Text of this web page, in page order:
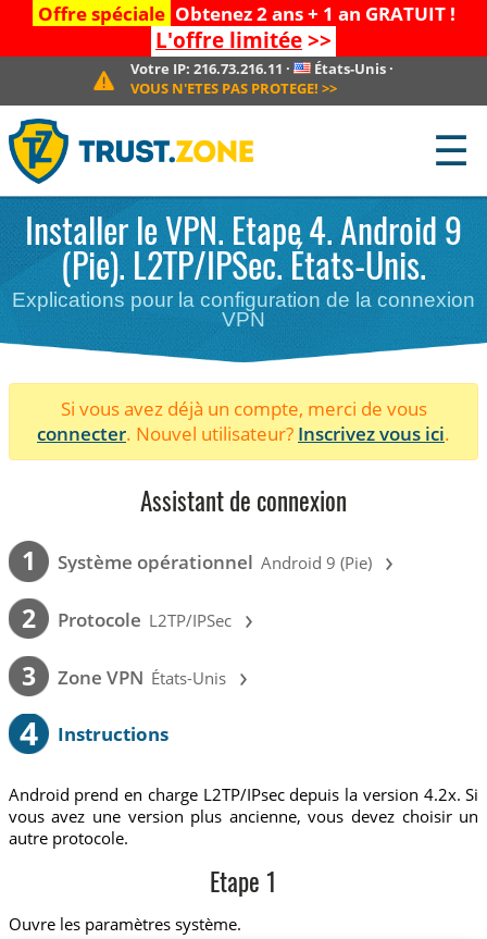
Offre spéciale Obtenez 2 ans + 1 an GRATUIT !
L'offre limitée>>
Votre IP:216.73.216.11 · États-Unis·
VOUS N'ETES PAS PROTEGE! >>
☰
Installer le VPN. Etape 4. Android 9
(Pie). L2TP/IPSec. États-Unis.
Explications pour la configuration de la connexion
VPN
Si vous avez déjà un compte, merci de vous
connecter. Nouvel utilisateur? Inscrivez vous ici.
Assistant de connexion
1 Système opérationnel Android 9 (Pie) ›
2 Protocole L2TP/IPSec ›
3 Zone VPN États-Unis ›
4 Instructions
Android prend en charge L2TP/IPsec depuis la version 4.2x. Si
vous avez une version plus ancienne, vous devez choisir un
autre protocole.
Etape 1
Ouvre les paramètres système.